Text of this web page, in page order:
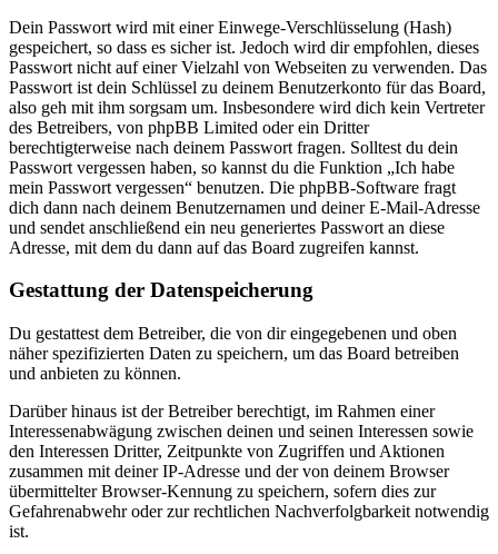
Dein Passwort wird mit einer Einwege-Verschlüsselung (Hash)
gespeichert, so dass es sicher ist. Jedoch wird dir empfohlen, dieses
Passwort nicht auf einer Vielzahl von Webseiten zu verwenden. Das
Passwort ist dein Schlüssel zu deinem Benutzerkonto für das Board,
also geh mit ihm sorgsam um. Insbesondere wird dich kein Vertreter
des Betreibers, von phpBB Limited oder ein Dritter
berechtigterweise nach deinem Passwort fragen. Solltest du dein
Passwort vergessen haben, so kannst du die Funktion „Ich habe
mein Passwort vergessen“ benutzen. Die phpBB-Software fragt
dich dann nach deinem Benutzernamen und deiner E-Mail-Adresse
und sendet anschließend ein neu generiertes Passwort an diese
Adresse, mit dem du dann auf das Board zugreifen kannst.
Gestattung der Datenspeicherung
Du gestattest dem Betreiber, die von dir eingegebenen und oben
näher spezifizierten Daten zu speichern, um das Board betreiben
und anbieten zu können.
Darüber hinaus ist der Betreiber berechtigt, im Rahmen einer
Interessenabwägung zwischen deinen und seinen Interessen sowie
den Interessen Dritter, Zeitpunkte von Zugriffen und Aktionen
zusammen mit deiner IP-Adresse und der von deinem Browser
übermittelter Browser-Kennung zu speichern, sofern dies zur
Gefahrenabwehr oder zur rechtlichen Nachverfolgbarkeit notwendig
ist.